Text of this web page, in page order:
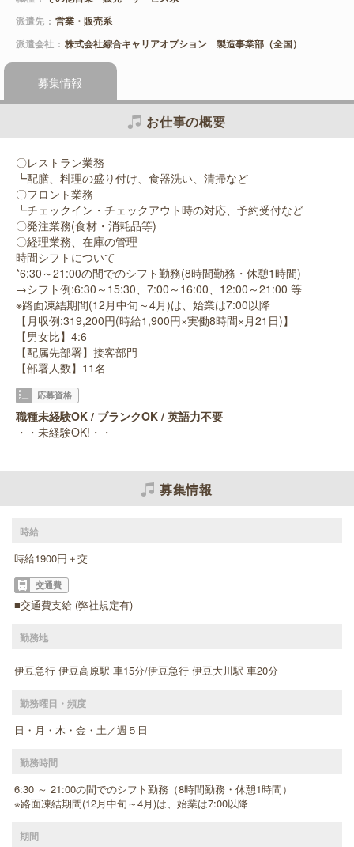
派遣先
営業・販売系
派遣会社
株式会社綜合キャリアオプション 製造事業部（全国）
募集情報
お仕事の概要
〇レストラン業務
┗配膳、料理の盛り付け、食器洗い、清掃など
〇フロント業務
┗チェックイン・チェックアウト時の対応、予約受付など
〇発注業務(食材・消耗品等)
〇経理業務、在庫の管理
時間シフトについて
*6:30～21:00の間でのシフト勤務(8時間勤務・休憩1時間)
→シフト例:6:30～15:30、7:00～16:00、12:00～21:00 等
※路面凍結期間(12月中旬～4月)は、始業は7:00以降
【月収例:319,200円(時給1,900円×実働8時間×月21日)】
【男女比】4:6
【配属先部署】接客部門
【部署人数】11名
応募資格
職種未経験OK / ブランクOK / 英語力不要
・・未経験OK!・・
募集情報
時給
時給1900円＋交
交通費
■交通費支給 (弊社規定有)
勤務地
伊豆急行 伊豆高原駅 車15分/伊豆急行 伊豆大川駅 車20分
勤務曜日・頻度
日・月・木・金・土／週５日
勤務時間
6:30 ～ 21:00の間でのシフト勤務（8時間勤務・休憩1時間）
※路面凍結期間(12月中旬～4月)は、始業は7:00以降
期間